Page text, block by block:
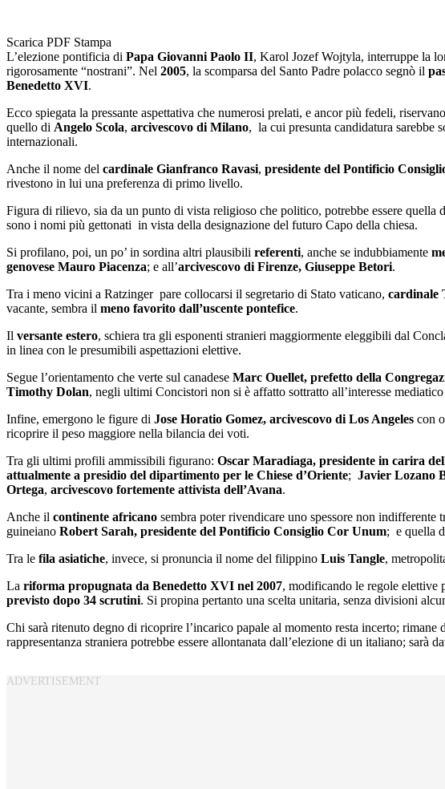
Scarica PDF Stampa
L’elezione pontificia di Papa Giovanni Paolo II, Karol Jozef Wojtyla, interruppe la
rigorosamente “nostrani”. Nel 2005, la scomparsa del Santo Padre polacco segnò il
Benedetto XVI.
Ecco spiegata la pressante aspettativa che numerosi prelati, e ancor più fedeli,
quello di Angelo Scola, arcivescovo di Milano, la cui presunta candidatura sarebbe
internazionali.
Anche il nome del cardinale Gianfranco Ravasi, presidente del Pontificio
rivestono in lui una preferenza di primo livello.
Figura di rilievo, sia da un punto di vista religioso che politico, potrebbe essere quella
sono i nomi più gettonati in vista della designazione del futuro Capo della chiesa.
Si profilano, poi, un po’ in sordina altri plausibili referenti, anche se indubbiamente
genovese Mauro Piacenza; e all’arcivescovo di Firenze, Giuseppe Betori.
Tra i meno vicini a Ratzinger pare collocarsi il segretario di Stato vaticano, cardinale
vacante, sembra il meno favorito dall’uscente pontefice.
Il versante estero, schiera tra gli esponenti stranieri maggiormente eleggibili dal
in linea con le presumibili aspettazioni elettive.
Segue l’orientamento che verte sul canadese Marc Ouellet, prefetto della
Timothy Dolan, negli ultimi Concistori non si è affatto sottratto all’interesse
Infine, emergono le figure di Jose Horatio Gomez, arcivescovo di Los Angeles con
ricoprire il peso maggiore nella bilancia dei voti.
Tra gli ultimi profili ammissibili figurano: Oscar Maradiaga, presidente in carira
attualmente a presidio del dipartimento per le Chiese d’Oriente; Javier Lozano
Ortega, arcivescovo fortemente attivista dell’Avana.
Anche il continente africano sembra poter rivendicare uno spessore non indifferente
guineiano Robert Sarah, presidente del Pontificio Consiglio Cor Unum; e quella
Tra le fila asiatiche, invece, si pronuncia il nome del filippino Luis Tangle,
La riforma propugnata da Benedetto XVI nel 2007, modificando le regole elettive
previsto dopo 34 scrutini. Si propina pertanto una scelta unitaria, senza divisioni
Chi sarà ritenuto degno di ricoprire l’incarico papale al momento resta incerto;
rappresentanza straniera potrebbe essere allontanata dall’elezione di un italiano; sarà